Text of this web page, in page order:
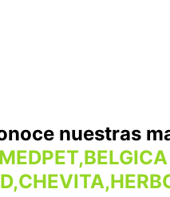
nuestras